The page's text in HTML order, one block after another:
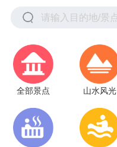
全部景点 山水风光